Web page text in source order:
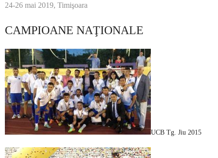
24-26 mai 2019, Timişoara
CAMPIOANE NAŢIONALE
UCB Tg. Jiu 2015